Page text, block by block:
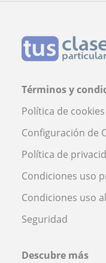
Términos y
Política de cookies
Configuración de
Política de
Condiciones uso
Condiciones uso
Seguridad
Descubre más